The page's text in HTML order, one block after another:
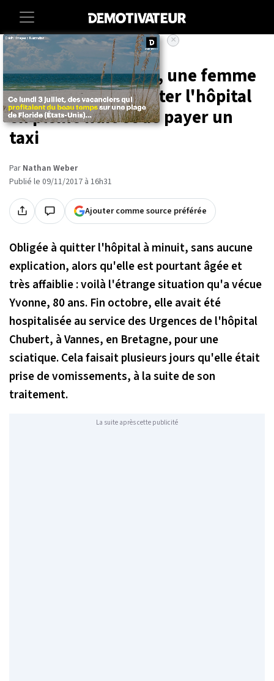
Accueil Societe Sante
Bretagne : À 80 ans, une femme
a été forcée de quitter l'hôpital
en pleine nuit et de payer un
taxi
Par Nathan Weber
Publié le 09/11/2017 à 16h31
Ajouter comme source préférée
Obligée à quitter l'hôpital à minuit, sans aucune
explication, alors qu'elle est pourtant âgée et
très affaiblie : voilà l'étrange situation qu'a vécue
Yvonne, 80 ans. Fin octobre, elle avait été
hospitalisée au service des Urgences de l'hôpital
Chubert, à Vannes, en Bretagne, pour une
sciatique. Cela faisait plusieurs jours qu'elle était
prise de vomissements, à la suite de son
traitement.
La suite après cette publicité
×